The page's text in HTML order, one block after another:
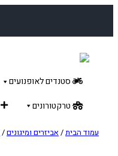
סטנדים לאופנועים
טרקטורונים
עמוד הבית/אביזרים ומיגונים/